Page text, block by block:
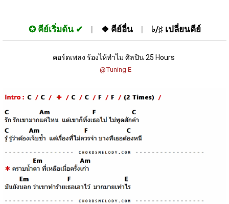
✪ คีย์เริ่มต้น ❖ คีย์อื่น ♭/♯ เปลี่ยนคีย์
คอร์ดเพลง ร้องไห้ทำไม ศิลปิน 25 Hours
@Tuning E